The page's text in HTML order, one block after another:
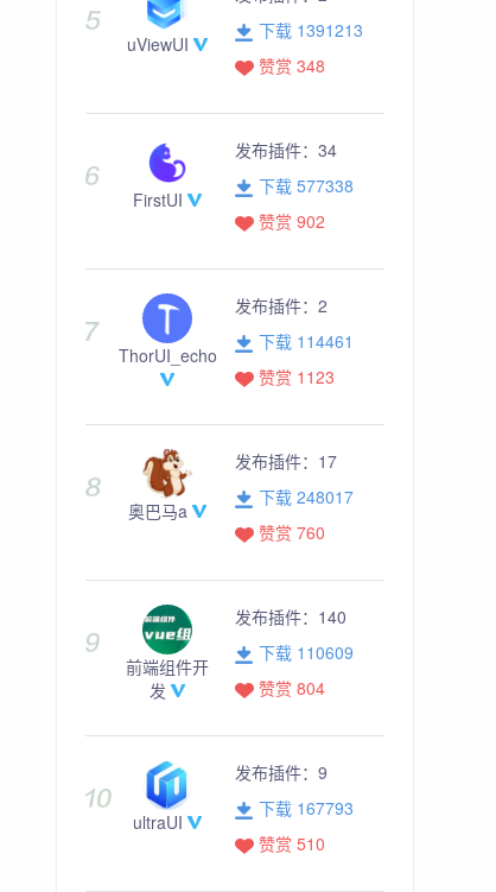
uViewUI
下载 1391213
赞赏 348
FirstUI
发布插件： 34
下载 577338
赞赏 902
ThorUI_echo
发布插件： 2
下载 114461
赞赏 1123
奥巴马a
发布插件： 17
下载 248017
赞赏 760
前端组件开
发
发布插件： 140
下载 110609
赞赏 804
ultraUI
发布插件： 9
下载 167793
赞赏 510